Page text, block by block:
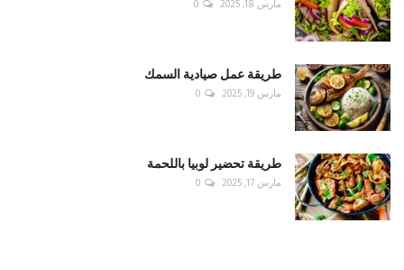
مارس 18, 2025 0
طريقة عمل صيادية السمك
مارس 19, 2025 0
طريقة تحضير لوبيا باللحمة
مارس 17, 2025 0